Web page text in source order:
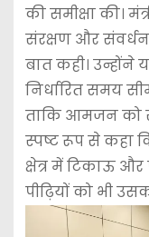
की समीक्षा की।
संरक्षण और
बात कही।
निर्धारित समय
ताकि आमजन को
स्पष्ट रूप से कहा
क्षेत्र में टिकाऊ
पीढ़ियों को भी